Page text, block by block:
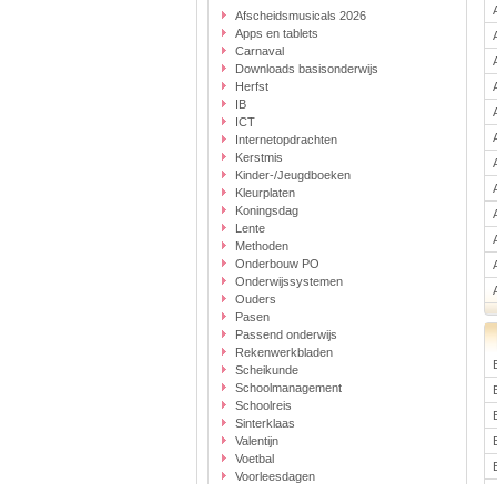
Afscheidsmusicals 2026
Apps en tablets
Carnaval
Downloads basisonderwijs
Herfst
IB
ICT
Internetopdrachten
Kerstmis
Kinder-/Jeugdboeken
Kleurplaten
Koningsdag
Lente
Methoden
Onderbouw PO
Onderwijssystemen
Ouders
Pasen
Passend onderwijs
Rekenwerkbladen
Scheikunde
Schoolmanagement
Schoolreis
Sinterklaas
Valentijn
Voetbal
Voorleesdagen